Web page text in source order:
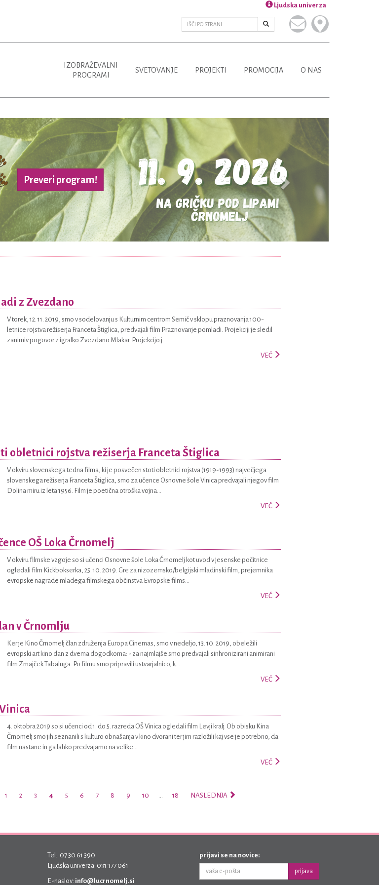
Ljudska univerza
IZOBRAŽEVALNI
PROGRAMI
SVETOVANJE PROJEKTI PROMOCIJA O NAS
Preveri program!
z Zvezdano
V torek, 12. 11. 2019, smo v sodelovanju s Kulturnim centrom Semič v sklopu praznovanja 100-
letnice rojstva režiserja Franceta Štiglica, predvajali film Praznovanje pomladi. Projekciji je sledil
zanimiv pogovor z igralko Zvezdano Mlakar. Projekcijo j...
VEČ
obletnici rojstva režiserja Franceta Štiglica
V okviru slovenskega tedna filma, ki je posvečen stoti obletnici rojstva (1919-1993) največjega
slovenskega režiserja Franceta Štiglica, smo za učence Osnovne šole Vinica predvajali njegov film
Dolina miru iz leta 1956. Film je poetična otroška vojna...
VEČ
OŠ Loka Črnomelj
V okviru filmske vzgoje so si učenci Osnovne šole Loka Črnomelj kot uvod v jesenske počitnice
ogledali film Kickbokserka, 25. 10. 2019. Gre za nizozemsko/belgijski mladinski film, prejemnika
evropske nagrade mladega filmskega občinstva Evropske films...
VEČ
v Črnomlju
Ker je Kino Črnomelj član združenja Europa Cinemas, smo v nedeljo, 13. 10. 2019, obeležili
evropski art kino dan z dvema dogodkoma: - za najmlajše smo predvajali sinhronizirani animirani
film Zmajček Tabaluga. Po filmu smo pripravili ustvarjalnico, k...
VEČ
4. oktobra 2019 so si učenci od 1. do 5. razreda OŠ Vinica ogledali film Levji kralj. Ob obisku Kina
Črnomelj smo jih seznanili s kulturo obnašanja v kino dvorani ter jim razložili kaj vse je potrebno, da
film nastane in ga lahko predvajamo na velike...
VEČ
1 2 3 4 5 6 7 8 9 10 … 18 NASLEDNJA
Tel.: 07 30 61 390
Ljudska univerza: 031 377 061
E-naslov: info@lucrnomelj.si
prijavi se na novice:
prijava